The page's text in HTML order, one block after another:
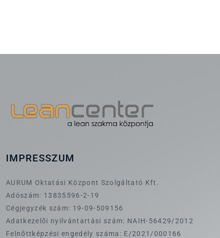
IMPRESSZUM
AURUM Oktatási Központ Szolgáltató Kft.
Adószám: 13835596-2-19
Cégjegyzék szám: 19-09-509156
Adatkezelői nyilvántartási szám: NAIH-56429/2012
Felnőttképzési engedély száma: E/2021/000166